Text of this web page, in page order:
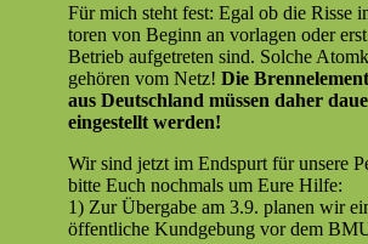
Für mich ste­ht fest: Egal ob die Risse
toren von Beginn an vor­la­gen oder
Betrieb aufge­treten sind. Solche
gehören vom Netz! Die
aus Deutsch­land müssen daher
eingestellt werden!
Wir sind jet­zt im End­spurt für unsere
bitte Euch nochmals um Eure Hilfe:
1) Zur Über­gabe am 3.9. pla­nen wir
öffentliche Kundge­bung vor dem